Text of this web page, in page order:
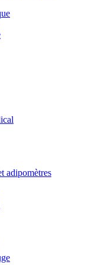
adipomètres